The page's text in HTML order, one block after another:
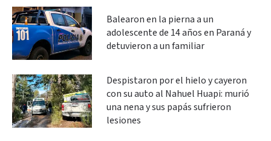
Balearon en la pierna a un
adolescente de 14 años en Paraná y
detuvieron a un familiar
Despistaron por el hielo y cayeron
con su auto al Nahuel Huapi: murió
una nena y sus papás sufrieron
lesiones